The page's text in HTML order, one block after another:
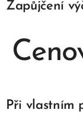
Zapůjčení
Při vlastním